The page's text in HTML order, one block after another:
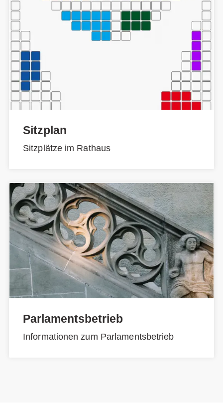
Sitzplan
Sitzplätze im Rathaus
Parlamentsbetrieb
Informationen zum Parlamentsbetrieb